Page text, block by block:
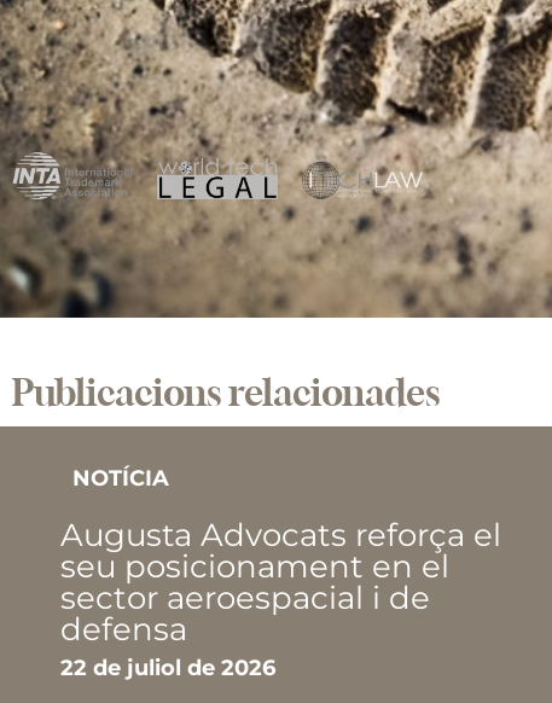
Publicacions relacionades
NOTÍCIA
Augusta Advocats reforça el
seu posicionament en el
sector aeroespacial i de
defensa
22 de juliol de 2026